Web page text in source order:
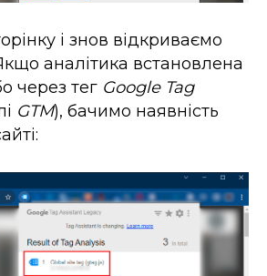
і знов відкриваємо
аналітика встановлена
через тег Google Tag
GTM), бачимо наявність